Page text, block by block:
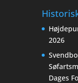
2026
Dages